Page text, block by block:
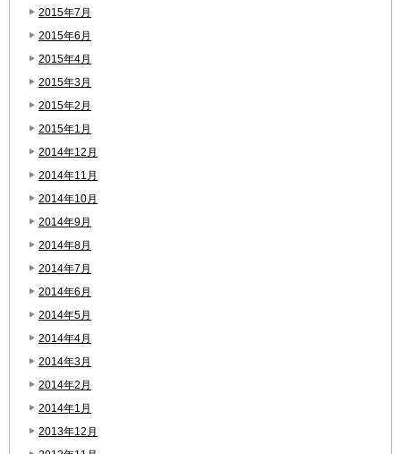
2015年7月
2015年6月
2015年4月
2015年3月
2015年2月
2015年1月
2014年12月
2014年11月
2014年10月
2014年9月
2014年8月
2014年7月
2014年6月
2014年5月
2014年4月
2014年3月
2014年2月
2014年1月
2013年12月